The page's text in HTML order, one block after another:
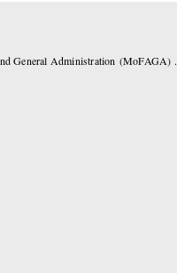
General Administration (MoFAGA) .